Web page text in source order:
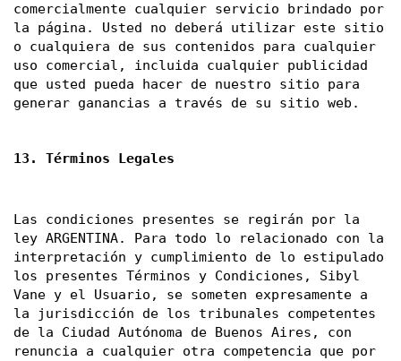
comercialmente cualquier servicio brindado por
la página. Usted no deberá utilizar este sitio
o cualquiera de sus contenidos para cualquier
uso comercial, incluida cualquier publicidad
que usted pueda hacer de nuestro sitio para
generar ganancias a través de su sitio web.
13. Términos Legales
Las condiciones presentes se regirán por la
ley ARGENTINA. Para todo lo relacionado con la
interpretación y cumplimiento de lo estipulado
los presentes Términos y Condiciones, Sibyl
Vane y el Usuario, se someten expresamente a
la jurisdicción de los tribunales competentes
de la Ciudad Autónoma de Buenos Aires, con
renuncia a cualquier otra competencia que por